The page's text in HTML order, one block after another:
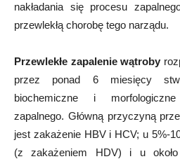
nakładania się procesu
przewlekłą chorobę tego narządu.
Przewlekłe zapalenie wątroby
przez ponad 6 miesięcy
biochemiczne i
zapalnego. Główną przyczyną
jest zakażenie HBV i HCV; u 5%-
(z zakażeniem HDV) i u